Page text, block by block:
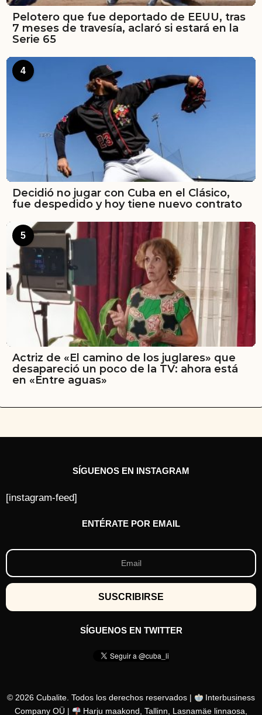
Pelotero que fue deportado de EEUU, tras
7 meses de travesía, aclaró si estará en la
Serie 65
4
Decidió no jugar con Cuba en el Clásico,
fue despedido y hoy tiene nuevo contrato
5
Actriz de «El camino de los juglares» que
desapareció un poco de la TV: ahora está
en «Entre aguas»
SÍGUENOS EN INSTAGRAM
[instagram-feed]
ENTÉRATE POR EMAIL
SÍGUENOS EN TWITTER
© 2026 Cubalite. Todos los derechos reservados |
Interbusiness
Company OÜ |
Harju maakond, Tallinn, Lasnamäe linnaosa,